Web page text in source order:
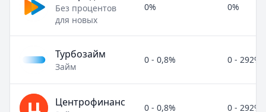
Без процентов
для новых
0% 0%
Турбозайм
Займ
0 - 0,8% 0 - 292%
Центрофинанс 0 - 0,8% 0 - 292%